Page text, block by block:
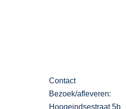
Contact
Bezoek/afleveren:
Hoogeindsestraat 5b